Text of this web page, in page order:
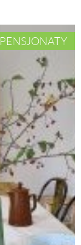
PENSJONATY